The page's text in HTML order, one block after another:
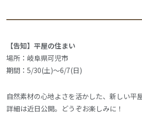
【告知】平屋の住まい
場所：岐阜県可児市
期間：5/30(土)～6/7(日)
自然素材の心地よさを活かした、新しい平
詳細は近日公開。どうぞお楽しみに！